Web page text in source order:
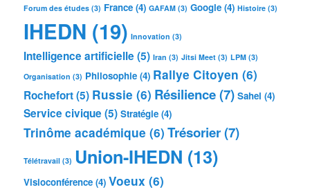
Forum des études (3) France (4) GAFAM (3) Google (4) Histoire (3)
IHEDN (19) Innovation (3)
Intelligence artificielle (5) Iran (3) Jitsi Meet (3) LPM (3)
Organisation (3) Philosophie (4) Rallye Citoyen (6)
Rochefort(5) Russie (6) Résilience(7) Sahel (4)
Service civique (5) Stratégie (4)
Trinôme académique (6) Trésorier(7)
Télétravail (3) Union-IHEDN (13)
Visioconférence (4) Voeux (6)